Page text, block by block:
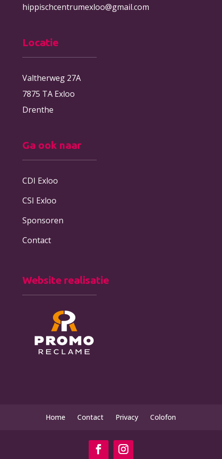
hippischcentrumexloo@gmail.com
Locatie
Valtherweg 27A
7875 TA Exloo
Drenthe
Ga ook naar
CDI Exloo
CSI Exloo
Sponsoren
Contact
Website realisatie
Home Contact Privacy Colofon